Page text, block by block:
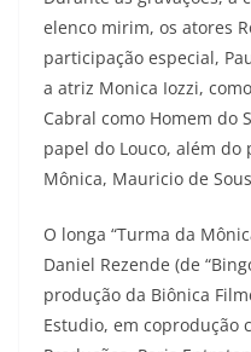
elenco mirim, os atores
participação especial,
a atriz Monica Iozzi,
Cabral como Homem do
papel do Louco, além
Mônica, Mauricio de
O longa “Turma da
Daniel Rezende (de
produção da Biônica
Estudio, em coprodução